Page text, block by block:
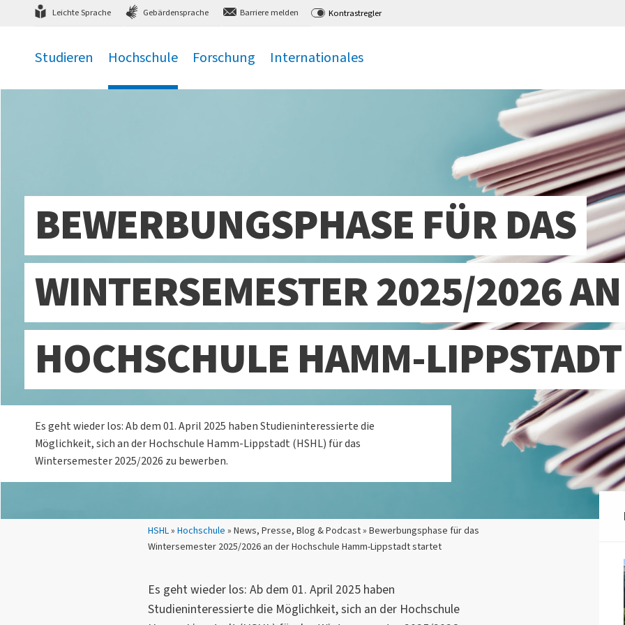
zum Hauptmenü zum Inhalt,
Leichte Sprache Gebärdensprache Barriere melden Kontrastregler
Studieren Hochschule Forschung Internationales
Sie sind hier:
HSHL» Hochschule » News, Presse, Blog & Podcast » Bewerbungsphase für das
Wintersemester 2025/2026 an der Hochschule Hamm-Lippstadt startet
BEWERBUNGSPHASE FÜR DAS
WINTERSEMESTER 2025/2026
HOCHSCHULE HAMM-
Es geht wieder los: Ab dem 01. April 2025 haben Studieninteressierte die
Möglichkeit, sich an der Hochschule Hamm-Lippstadt (HSHL) für das
Wintersemester 2025/2026 zu bewerben.
Es geht wieder los: Ab dem 01. April 2025 haben
Studieninteressierte die Möglichkeit, sich an der Hochschule